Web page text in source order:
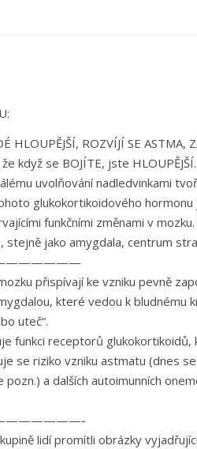
HLOUPĚJŠÍ, ROZVÍJÍ SE ASTMA,
když se BOJÍTE, jste
uvolňování nadledvinkami
glukokortikoidového
funkčními změnami v
stejně jako amygdala, centrum
přispívají ke vzniku pevně
které vedou k bludnému
uteč“.
funkci receptorů
se riziko vzniku astmatu (dnes
a dalších autoimunních
lidí promítli obrázky